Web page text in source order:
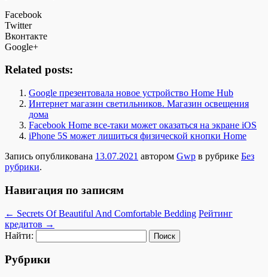
Facebook
Twitter
Вконтакте
Google+
Related posts:
Google презентовала новое устройство Home Hub
Интернет магазин светильников. Магазин освещения
дома
Facebook Home все-таки может оказаться на экране iOS
iPhone 5S может лишиться физической кнопки Home
Запись опубликована 13.07.2021 автором Gwp в рубрике Без
рубрики.
Навигация по записям
← Secrets Of Beautiful And Comfortable Bedding Рейтинг
кредитов →
Найти:
Рубрики